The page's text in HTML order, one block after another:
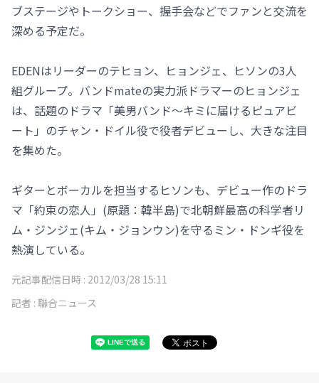
ブステージやトークショー、握手会などでファンと交流を
深める予定だ。
EDENはリーダーのテヒョン、ヒョンジェ、ヒソンの3人
組グループ。バンドmateの実力派ドラマーのヒョンジェ
は、話題のドラマ「美男バンド～キミに届けるピュアビ
ート」のチャン・ドイル役で役者デビューし、大きな注目
を集めた。
ギターとボーカルを担当するヒソンも、デビュー作のドラ
マ「約束の恋人」(原題：韓半島)で北朝鮮最高の科学者リ
ム・ジンジェ(キム・ジョンウン)を守るミン・ドンギ役を
熱演している。
元記事配信日時 : 2012/03/28 15:11
記者 : 聯合ニュース